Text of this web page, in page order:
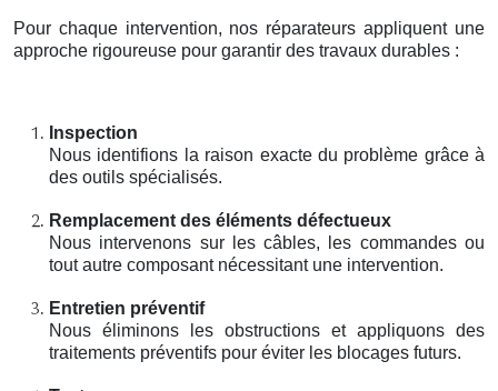
Pour chaque intervention, nos réparateurs appliquent une
approche rigoureuse pour garantir des travaux durables :
Inspection
Nous identifions la raison exacte du problème grâce à
des outils spécialisés.
Remplacement des éléments défectueux
Nous intervenons sur les câbles, les commandes ou
tout autre composant nécessitant une intervention.
Entretien préventif
Nous éliminons les obstructions et appliquons des
traitements préventifs pour éviter les blocages futurs.